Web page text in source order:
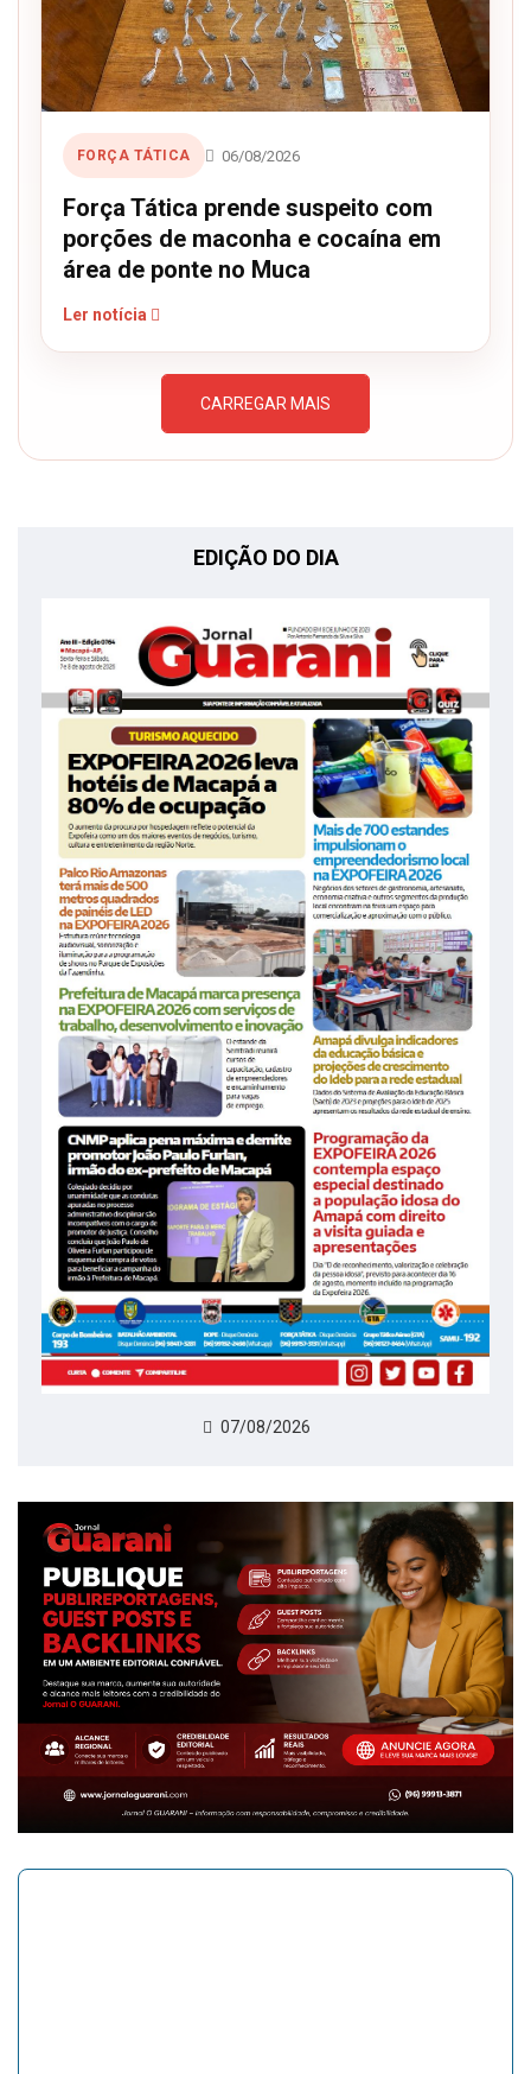
FORÇA TÁTICA 06/08/2026
Força Tática prende suspeito com
porções de maconha e cocaína em
área de ponte no Muca
Ler notícia
CARREGAR MAIS
EDIÇÃO DO DIA
07/08/2026